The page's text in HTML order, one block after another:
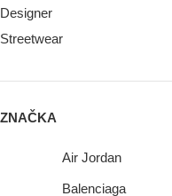
Designer
Streetwear
ZNAČKA
Air Jordan
Balenciaga